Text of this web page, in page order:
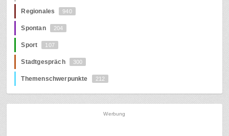
Regionales 940
Spontan 204
Sport 107
Stadtgespräch 300
Themenschwerpunkte 212
Werbung